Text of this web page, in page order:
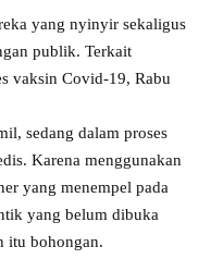
yang nyinyir sekaligus
publik. Terkait
vaksin Covid-19, Rabu
sedang dalam proses
Karena menggunakan
yang menempel pada
yang belum dibuka
itu bohongan.